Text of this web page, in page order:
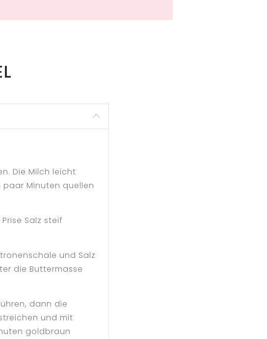
Die Milch leicht
Minuten quellen
Salz steif
und Salz
die Buttermasse
dann die
und mit
goldbraun